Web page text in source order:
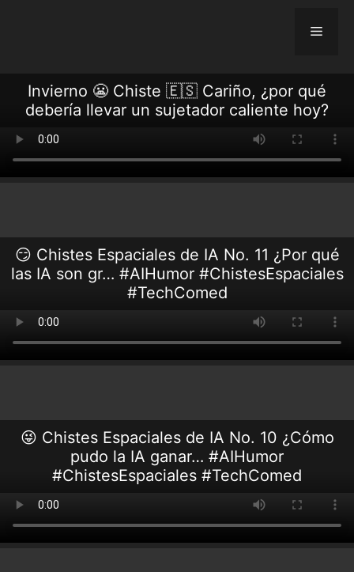
Menu
Invierno 😬 Chiste 🇪🇸 Cariño, ¿por qué
debería llevar un sujetador caliente hoy?
😏 Chistes Espaciales de IA No. 11 ¿Por qué
las IA son gr… #AIHumor #ChistesEspaciales
#TechComed
😜 Chistes Espaciales de IA No. 10 ¿Cómo
pudo la IA ganar… #AIHumor
#ChistesEspaciales #TechComed